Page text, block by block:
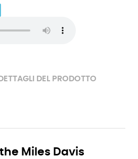
DETTAGLI DEL PRODOTTO
Miles Davis